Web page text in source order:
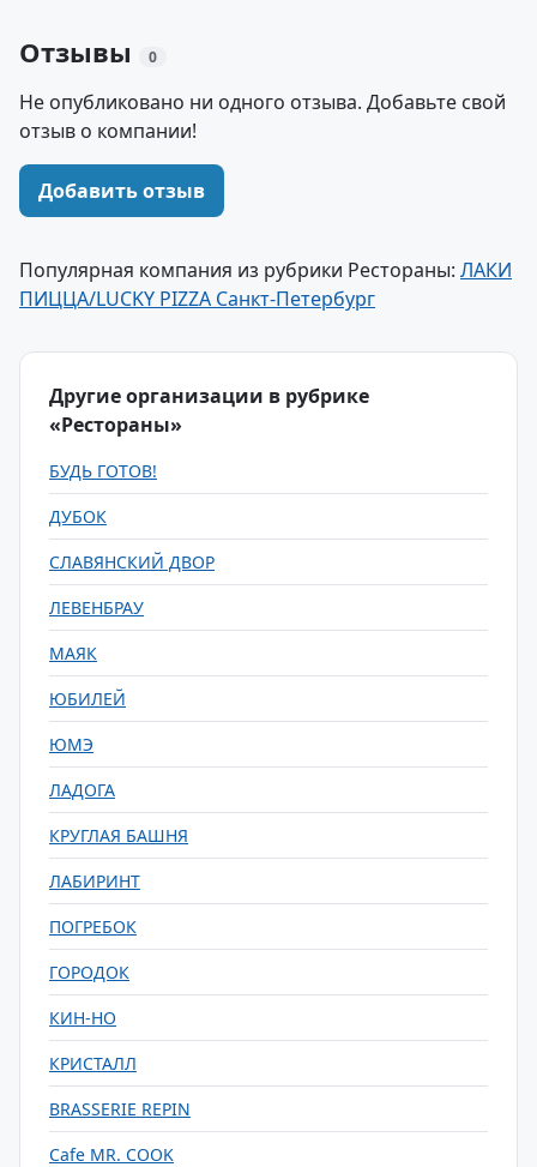
Отзывы 0
Не опубликовано ни одного отзыва. Добавьте свой
отзыв о компании!
Добавить отзыв
Популярная компания из рубрики Рестораны: ЛАКИ
ПИЦЦА/LUCKY PIZZA Санкт-Петербург
Другие организации в рубрике
«Рестораны»
БУДЬ ГОТОВ!
ДУБОК
СЛАВЯНСКИЙ ДВОР
ЛЕВЕНБРАУ
МАЯК
ЮБИЛЕЙ
ЮМЭ
ЛАДОГА
КРУГЛАЯ БАШНЯ
ЛАБИРИНТ
ПОГРЕБОК
ГОРОДОК
КИН-НО
КРИСТАЛЛ
BRASSERIE REPIN
Cafe MR. COOK